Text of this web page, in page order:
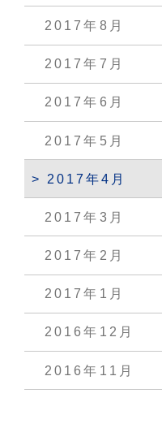
2017年8月
2017年7月
2017年6月
2017年5月
2017年4月
2017年3月
2017年2月
2017年1月
2016年12月
2016年11月